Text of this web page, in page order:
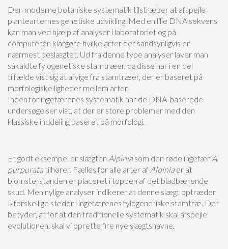
Den moderne botaniske systematik tilstræber at afspejle
plantearternes genetiske udvikling. Med en lille DNA sekvens
kan man ved hjælp af analyser i laboratoriet og på
computeren klargøre hvilke arter der sandsynligvis er
nærmest beslægtet. Ud fra denne type analyser laver man
såkaldte fylogenetiske stamtræer, og disse har i en del
tilfælde vist sig at afvige fra stamtræer, der er baseret på
morfologiske ligheder mellem arter.
Inden for ingefærenes systematik har de DNA-baserede
undersøgelser vist, at der er store problemer med den
klassiske inddeling baseret på morfologi.
Et godt eksempel er slægten Alpinia som den røde ingefær A.
purpurata tilhører. Fælles for alle arter af Alpinia er at
blomsterstanden er placeret i toppen af det bladbærende
skud. Men nylige analyser indikerer at denne slægt optræder
5 forskellige steder i ingefærenes fylogenetiske stamtræ. Det
betyder, at for at den traditionelle systematik skal afspejle
evolutionen, skal vi oprette fire nye slægtsnavne.